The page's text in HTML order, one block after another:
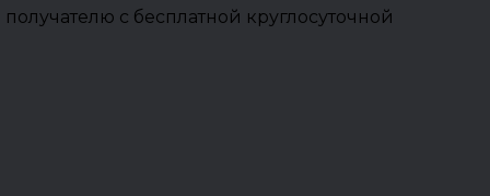
с бесплатной круглосуточной